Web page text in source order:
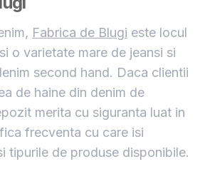
Fabrica de Blugi este locul
o varietate mare de jeansi si
second hand. Daca clientii
de haine din denim de
merita cu siguranta luat in
frecventa cu care isi
tipurile de produse disponibile.